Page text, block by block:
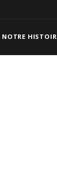
NOTRE